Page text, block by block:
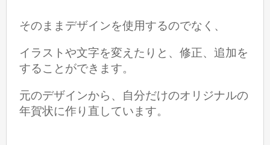
そのままデザインを使用するのでなく、
イラストや文字を変えたりと、修正、追加を
することができます。
元のデザインから、自分だけのオリジナルの
年賀状に作り直しています。